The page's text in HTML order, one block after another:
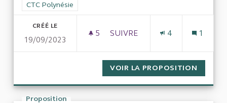
Filtrer les résultats de la catégorie : CTC Polynésie
CTC Polynésie
CRÉÉ LE
19/09/2023
5 5 ABONNÉS
SUIVRE
4 1
VOIR LA PROPOSITION
Proposition